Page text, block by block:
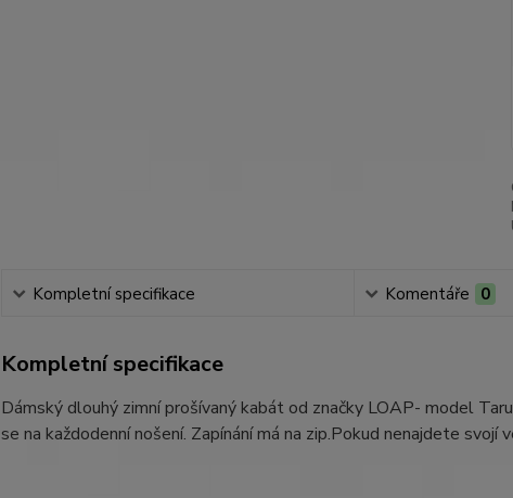
Kompletní specifikace Komentáře 0
Kompletní specifikace
Dámský dlouhý zimní prošívaný kabát od značky LOAP- model
se na každodenní nošení. Zapínání má na zip.Pokud nenajdete